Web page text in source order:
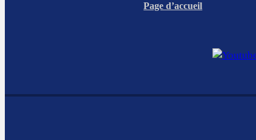
Page d’accueil